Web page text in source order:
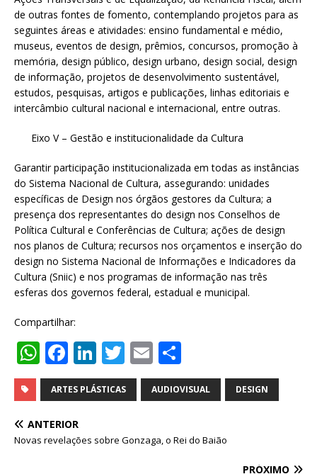
de outras fontes de fomento, contemplando projetos para as
seguintes áreas e atividades: ensino fundamental e médio,
museus, eventos de design, prêmios, concursos, promoção à
memória, design público, design urbano, design social, design
de informação, projetos de desenvolvimento sustentável,
estudos, pesquisas, artigos e publicações, linhas editoriais e
intercâmbio cultural nacional e internacional, entre outras.
Eixo V – Gestão e institucionalidade da Cultura
Garantir participação institucionalizada em todas as instâncias
do Sistema Nacional de Cultura, assegurando: unidades
específicas de Design nos órgãos gestores da Cultura; a
presença dos representantes do design nos Conselhos de
Política Cultural e Conferências de Cultura; ações de design
nos planos de Cultura; recursos nos orçamentos e inserção do
design no Sistema Nacional de Informações e Indicadores da
Cultura (Sniic) e nos programas de informação nas três
esferas dos governos federal, estadual e municipal.
Compartilhar:
W
h
at
s
A
F
a
c
e
b
Li
n
k
dI
T
w
it
r
E
m
ai
h
ar
ARTES PLÁSTICAS AUDIOVISUAL DESIGN
ANTERIOR
Novas revelações sobre Gonzaga, o Rei do Baião
PRÓXIMO